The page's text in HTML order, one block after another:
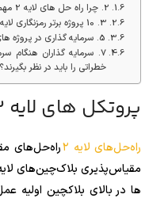
2. چرا راه حل های لایه 2 مهم هستند؟
3. 10 پروژه برتر رمزنگاری لایه 2 چگونه انتخاب شدند؟
5. سرمایه گذاری در پروژه های رمزنگاری لایه 2 چه مزایایی دارد؟
خطراتی را باید در نظر بگیرند؟
پروتکل های لایه 2 در کریپتو چیست؟
راه‌حل‌های لایه ۲
راه‌حل‌های
ها در بالای بلاکچین اولیه